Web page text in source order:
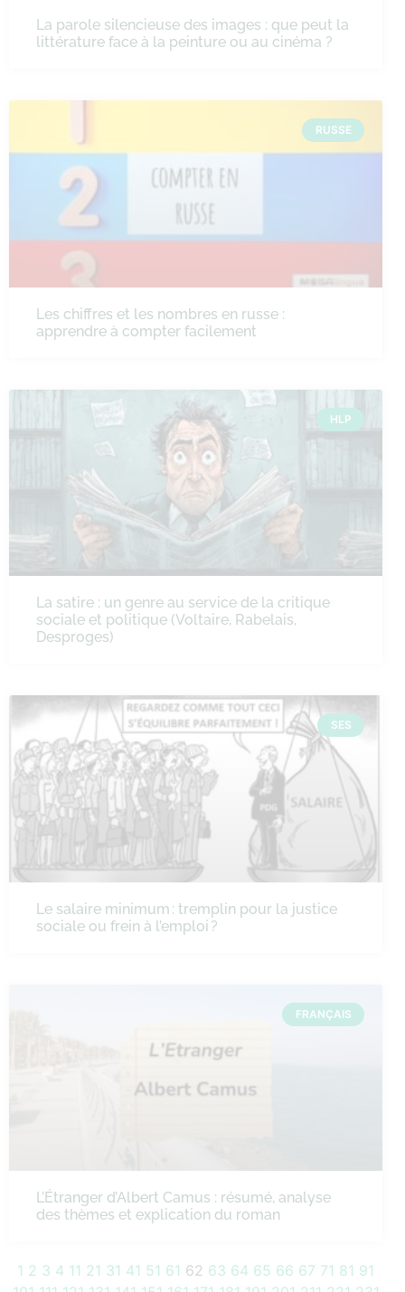
La parole silencieuse des images : que peut la
littérature face à la peinture ou au cinéma ?
RUSSE
Les chiffres et les nombres en russe :
apprendre à compter facilement
HLP
La satire : un genre au service de la critique
sociale et politique (Voltaire, Rabelais,
Desproges)
SES
Le salaire minimum : tremplin pour la justice
sociale ou frein à l’emploi ?
FRANÇAIS
L’Étranger d’Albert Camus : résumé, analyse
des thèmes et explication du roman
1 2 3 4 11 21 31 41 51 61 62 63 64 65 66 67 71 81 91